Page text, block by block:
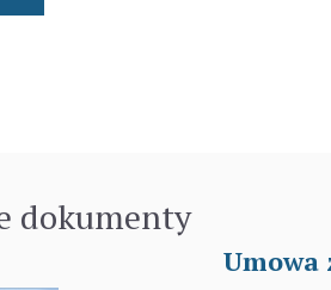
dokumenty
Umowa